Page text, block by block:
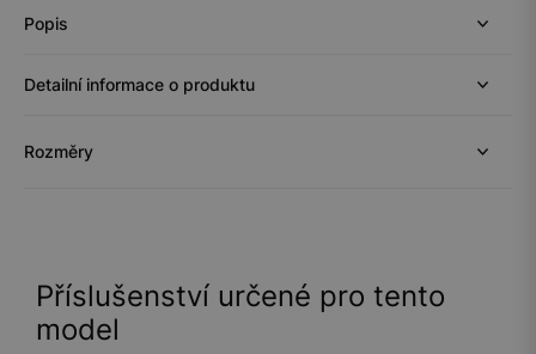
Popis
Detailní informace o produktu
Rozměry
Příslušenství určené pro tento
model